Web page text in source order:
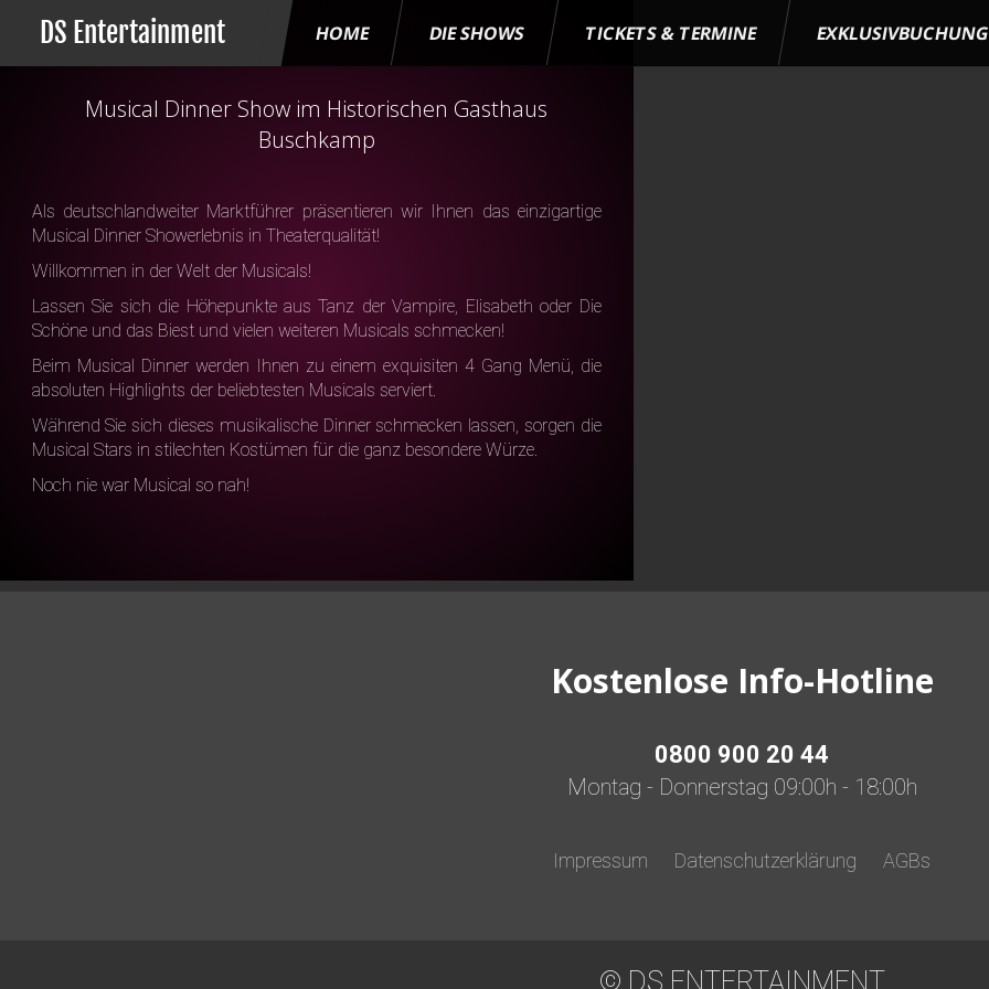
DS Entertainment HOME DIE SHOWS TICKETS & TERMINE EXKLUSIVBUCHUNG
Musical Dinner Show im Historischen Gasthaus
Buschkamp
Als deutschlandweiter Marktführer präsentieren wir Ihnen das einzigartige
Musical Dinner Showerlebnis in Theaterqualität!
Willkommen in der Welt der Musicals!
Lassen Sie sich die Höhepunkte aus Tanz der Vampire, Elisabeth oder Die
Schöne und das Biest und vielen weiteren Musicals schmecken!
Beim Musical Dinner werden Ihnen zu einem exquisiten 4 Gang Menü, die
absoluten Highlights der beliebtesten Musicals serviert.
Während Sie sich dieses musikalische Dinner schmecken lassen, sorgen die
Musical Stars in stilechten Kostümen für die ganz besondere Würze.
Noch nie war Musical so nah!
Kostenlose Info-Hotline
0800 900 20 44
Montag - Donnerstag 09:00h - 18:00h
Impressum Datenschutzerklärung AGBs
© DS ENTERTAINMENT